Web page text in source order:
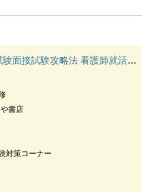
攻略法 看護師就活のプロが教える面接の攻略本
書店
対策コーナー